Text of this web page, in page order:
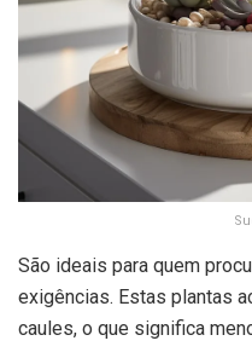
São ideais para quem
exigências. Estas plantas
caules, o que significa